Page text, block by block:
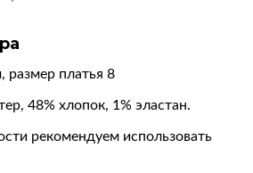
размер платья 8
, 48% хлопок, 1% эластан.
рекомендуем использовать